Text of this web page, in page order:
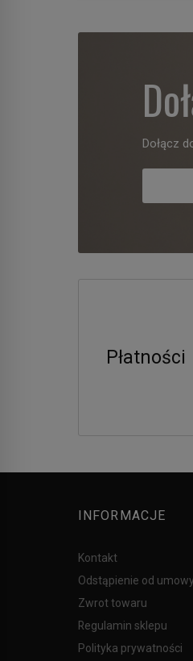
Dołącz
Płatności
INFORMACJE
Kontakt
Odstąpienie od umowy
Zwrot towaru
Regulamin sklepu
Polityka prywatności